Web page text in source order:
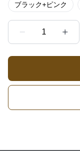
ブラック+ピンク
1